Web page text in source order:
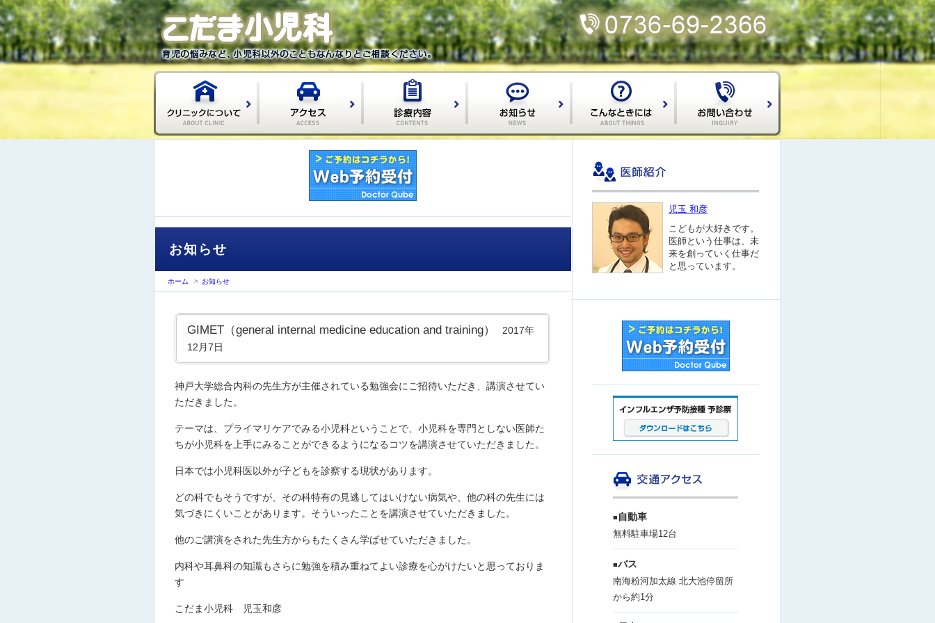
お知らせ
ホーム > お知らせ
GIMET（general internal medicine education and training）
2017年
12月7日
神戸大学総合内科の先生方が主催されている勉強会にご招待いただき、講演させてい
ただきました。
テーマは、プライマリケアでみる小児科ということで、小児科を専門としない医師た
ちが小児科を上手にみることができるようになるコツを講演させていただきました。
日本では小児科医以外が子どもを診察する現状があります。
どの科でもそうですが、その科特有の見逃してはいけない病気や、他の科の先生には
気づきにくいことがあります。そういったことを講演させていただきました。
他のご講演をされた先生方からもたくさん学ばせていただきました。
内科や耳鼻科の知識もさらに勉強を積み重ねてよい診療を心がけたいと思っておりま
す
こだま小児科 児玉和彦
児玉 和彦
こどもが大好きです。
医師という仕事は、未
来を創っていく仕事だ
と思っています。
■ 自動車
無料駐車場12台
■バス
南海粉河加太線 北大池停留所
から約1分